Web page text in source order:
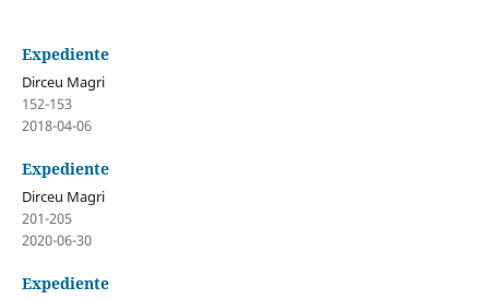
Expediente
Dirceu Magri
152-153
2018-04-06
Expediente
Dirceu Magri
201-205
2020-06-30
Expediente